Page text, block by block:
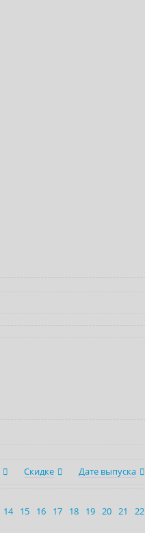
Скидке Дате выпуска
14 15 16 17 18 19 20 21 22